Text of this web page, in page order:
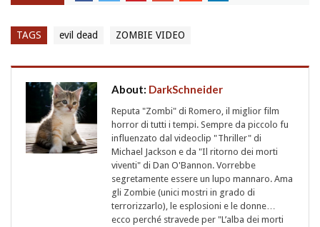
TAGS evil dead ZOMBIE VIDEO
About: DarkSchneider
Reputa "Zombi" di Romero, il miglior film
horror di tutti i tempi. Sempre da piccolo fu
influenzato dal videoclip "Thriller" di
Michael Jackson e da "Il ritorno dei morti
viventi" di Dan O'Bannon. Vorrebbe
segretamente essere un lupo mannaro. Ama
gli Zombie (unici mostri in grado di
terrorizzarlo), le esplosioni e le donne…
ecco perché stravede per "L’alba dei morti